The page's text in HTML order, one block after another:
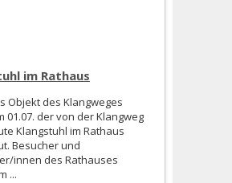
im Rathaus
Objekt des Klangweges
01.07. der von der Klangweg
Klangstuhl im Rathaus
Besucher und
innen des Rathauses
...